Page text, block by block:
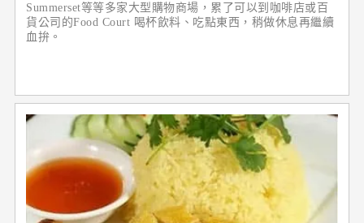
Summerset等等多家大型購物商場，累了可以到咖啡店或百
貨公司的Food Court 喝杯飲料、吃點東西，稍做休息再繼續
血拚。